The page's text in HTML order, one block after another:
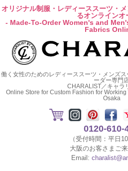
オリジナル制服・レディーススーツ・
るオンラインオ
- Made-To-Order Women's and
Fabrics
働く女性のためのレディーススーツ・メンズ
ーダー専門
CHARALIST／キャラ
Online Store for Custom Fashion for
Osaka
0120-610-
（受付時間：平日10
大阪のお客さまご
Email: